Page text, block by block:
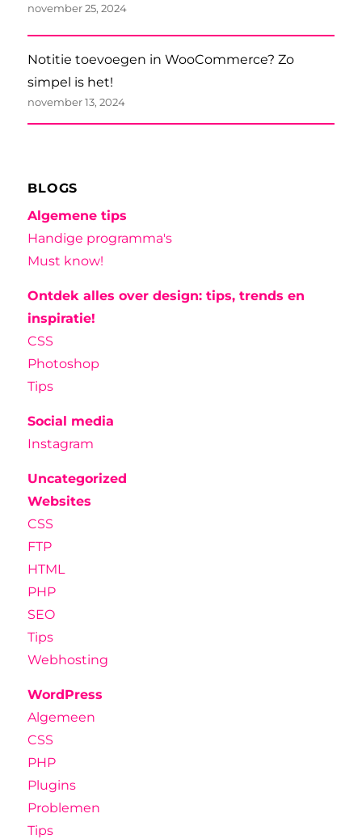
november 25, 2024
Notitie toevoegen in WooCommerce? Zo
simpel is het!
november 13, 2024
BLOGS
Algemene tips
Handige programma's
Must know!
Ontdek alles over design: tips, trends en
inspiratie!
CSS
Photoshop
Tips
Social media
Instagram
Uncategorized
Websites
CSS
FTP
HTML
PHP
SEO
Tips
Webhosting
WordPress
Algemeen
CSS
PHP
Plugins
Problemen
Tips